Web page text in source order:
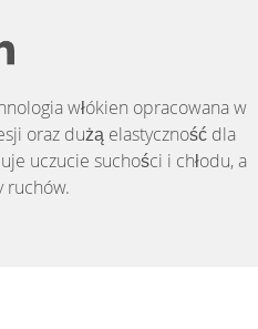
włókien opracowana w
oraz dużą elastyczność dla
uczucie suchości i chłodu, a
ruchów.